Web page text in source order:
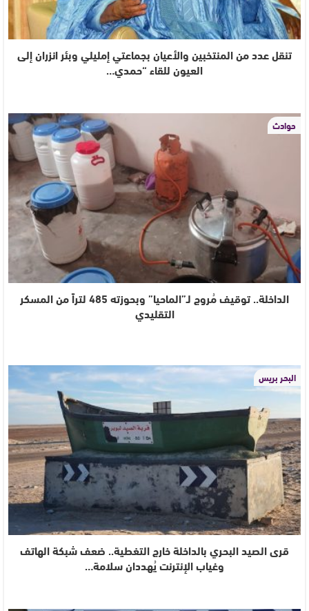
تنقل عدد من المنتخبين والأعيان بجماعتي إمليلي وبئر انزران إلى
العيون للقاء “حمدي…
حوادث
الداخلة.. توقيف مُروج لـ”الماحيا” وبحوزته 485 لتراً من المسكر
التقليدي
البحر بريس
قرى الصيد البحري بالداخلة خارج التغطية.. ضعف شبكة الهاتف
وغياب الإنترنت يُهددان سلامة…